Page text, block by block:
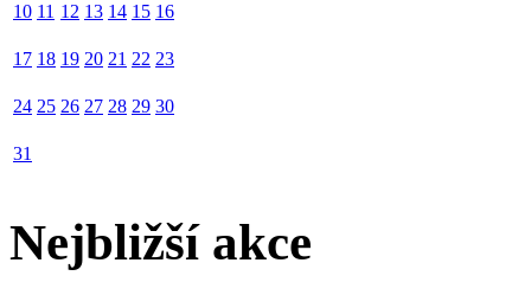
10 11 12 13 14 15 16
17 18 19 20 21 22 23
24 25 26 27 28 29 30
31
Nejbližší akce